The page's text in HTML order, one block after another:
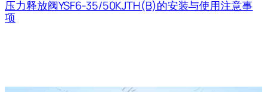
压力释放阀YSF6-35/50KJTH(B)的安装与使用注意事
项